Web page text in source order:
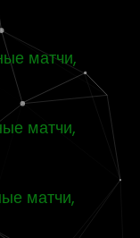
матчи,
матчи,
матчи,